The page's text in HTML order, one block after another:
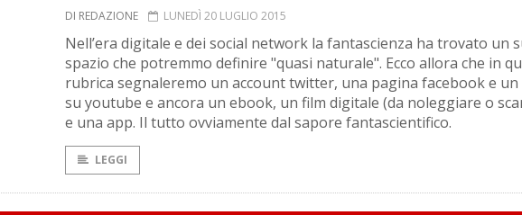
DI REDAZIONE LUNEDÌ 20 LUGLIO 2015
Nell’era digitale e dei social network la fantascienza ha trovato un
spazio che potremmo definire "quasi naturale". Ecco allora che in
rubrica segnaleremo un account twitter, una pagina facebook e un
su youtube e ancora un ebook, un film digitale (da noleggiare o
e una app. Il tutto ovviamente dal sapore fantascientifico.
LEGGI